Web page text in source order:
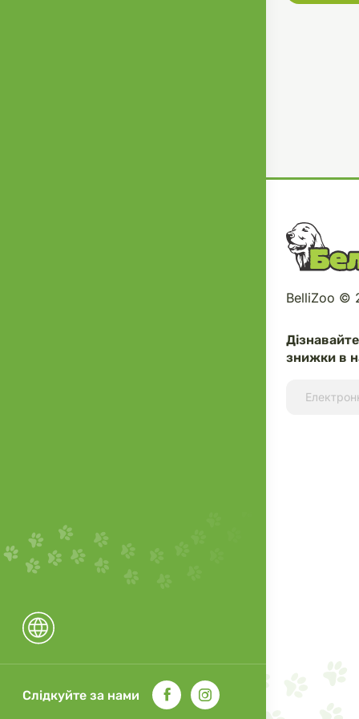
Слідкуйте за нами
знижки в
BelliZoo ©